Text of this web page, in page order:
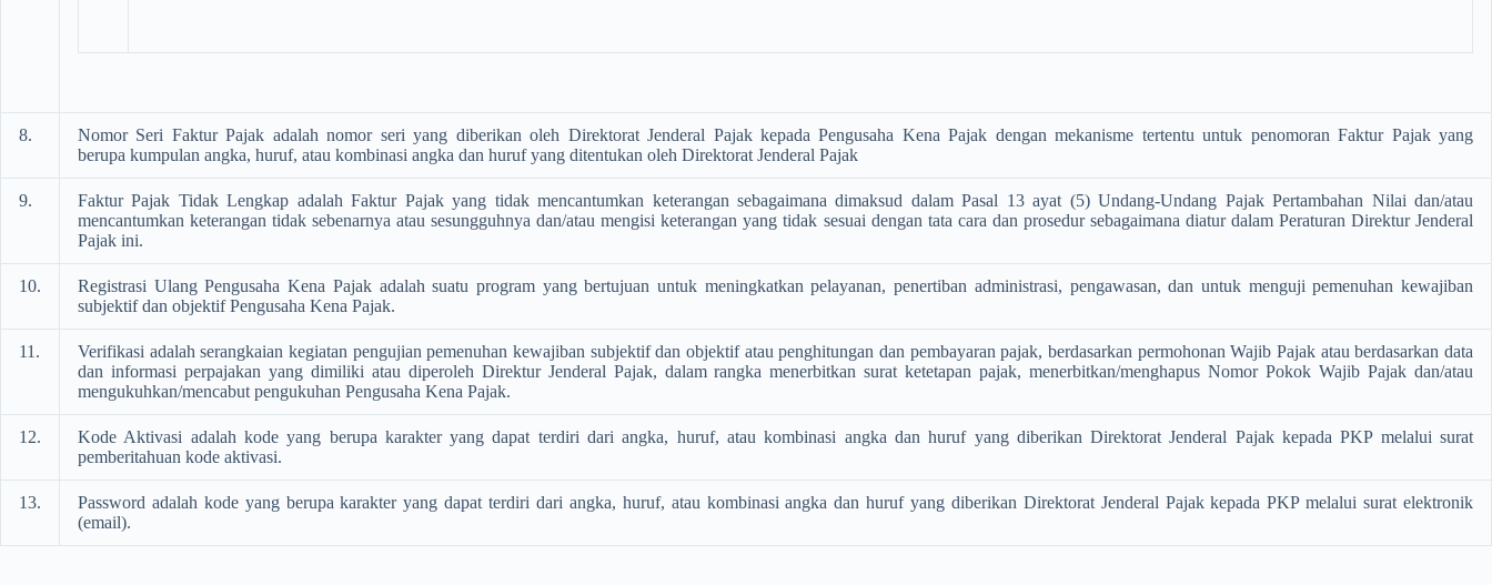
8.
Nomor Seri Faktur Pajak adalah nomor seri yang diberikan oleh Direktorat Jenderal Pajak kepada Pengusaha Kena Pajak dengan mekanisme tertentu untuk penomoran Faktur Pajak yang
berupa kumpulan angka, huruf, atau kombinasi angka dan huruf yang ditentukan oleh Direktorat Jenderal Pajak
9.
Faktur Pajak Tidak Lengkap adalah Faktur Pajak yang tidak mencantumkan keterangan sebagaimana dimaksud dalam Pasal 13 ayat (5) Undang-Undang Pajak Pertambahan Nilai dan/atau
mencantumkan keterangan tidak sebenarnya atau sesungguhnya dan/atau mengisi keterangan yang tidak sesuai dengan tata cara dan prosedur sebagaimana diatur dalam Peraturan Direktur Jenderal
Pajak ini.
10.
Registrasi Ulang Pengusaha Kena Pajak adalah suatu program yang bertujuan untuk meningkatkan pelayanan, penertiban administrasi, pengawasan, dan untuk menguji pemenuhan kewajiban
subjektif dan objektif Pengusaha Kena Pajak.
11.
Verifikasi adalah serangkaian kegiatan pengujian pemenuhan kewajiban subjektif dan objektif atau penghitungan dan pembayaran pajak, berdasarkan permohonan Wajib Pajak atau berdasarkan data
dan informasi perpajakan yang dimiliki atau diperoleh Direktur Jenderal Pajak, dalam rangka menerbitkan surat ketetapan pajak, menerbitkan/menghapus Nomor Pokok Wajib Pajak dan/atau
mengukuhkan/mencabut pengukuhan Pengusaha Kena Pajak.
12.
Kode Aktivasi adalah kode yang berupa karakter yang dapat terdiri dari angka, huruf, atau kombinasi angka dan huruf yang diberikan Direktorat Jenderal Pajak kepada PKP melalui surat
pemberitahuan kode aktivasi.
13.
Password adalah kode yang berupa karakter yang dapat terdiri dari angka, huruf, atau kombinasi angka dan huruf yang diberikan Direktorat Jenderal Pajak kepada PKP melalui surat elektronik
(email).